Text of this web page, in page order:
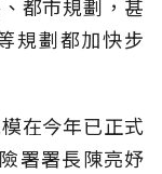
都市規劃，甚
規劃都加快步
在今年已正式
署署長陳亮妤